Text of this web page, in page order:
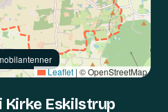
Leaflet | © OpenStreetMap
Kirke Eskilstrup